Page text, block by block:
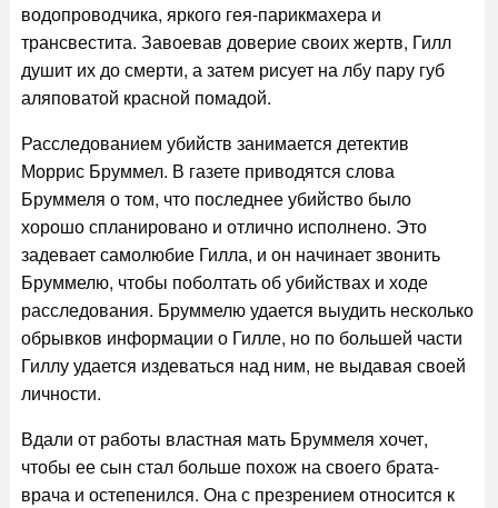
водопроводчика, яркого гея-парикмахера и
трансвестита. Завоевав доверие своих жертв, Гилл
душит их до смерти, а затем рисует на лбу пару губ
аляповатой красной помадой.
Расследованием убийств занимается детектив
Моррис Бруммел. В газете приводятся слова
Бруммеля о том, что последнее убийство было
хорошо спланировано и отлично исполнено. Это
задевает самолюбие Гилла, и он начинает звонить
Бруммелю, чтобы поболтать об убийствах и ходе
расследования. Бруммелю удается выудить несколько
обрывков информации о Гилле, но по большей части
Гиллу удается издеваться над ним, не выдавая своей
личности.
Вдали от работы властная мать Бруммеля хочет,
чтобы ее сын стал больше похож на своего брата-
врача и остепенился. Она с презрением относится к